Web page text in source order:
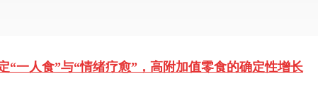
“一人食”与“情绪疗愈”，高附加值零食的确定性增长